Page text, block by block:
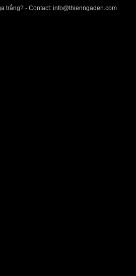
trắng? - Contact: info@thienngaden.com